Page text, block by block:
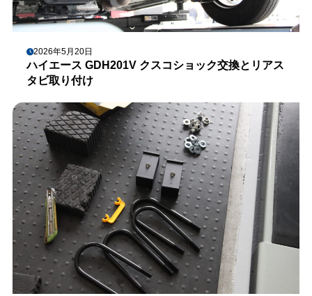
2026年5月20日
ハイエース GDH201V クスコショック交換とリアス
タビ取り付け